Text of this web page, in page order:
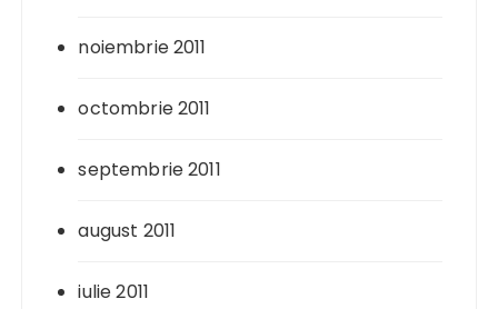
noiembrie 2011
octombrie 2011
septembrie 2011
august 2011
iulie 2011